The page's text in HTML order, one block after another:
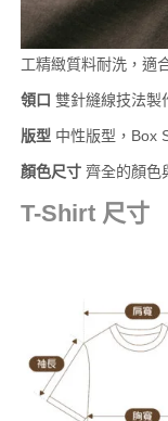
工精緻質料耐洗，適
領口 雙針縫線技法製
版型中性版型，Box
顏色尺寸齊全的顏色
T-Shirt 尺寸